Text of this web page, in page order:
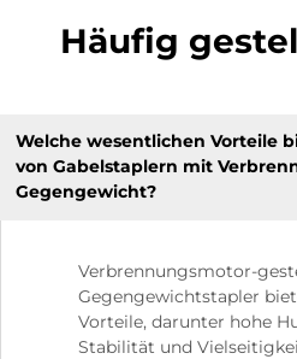
Häufig
Welche wesentlichen Vorteile
von Gabelstaplern mit
Gegengewicht?
Verbrennungsmotor-
Gegengewichtstapler
Vorteile, darunter hohe
Stabilität und